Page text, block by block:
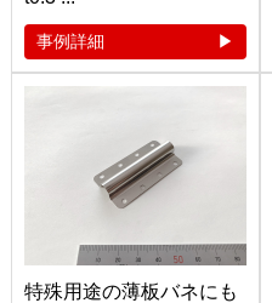
事例詳細
特殊用途の薄板バネにも